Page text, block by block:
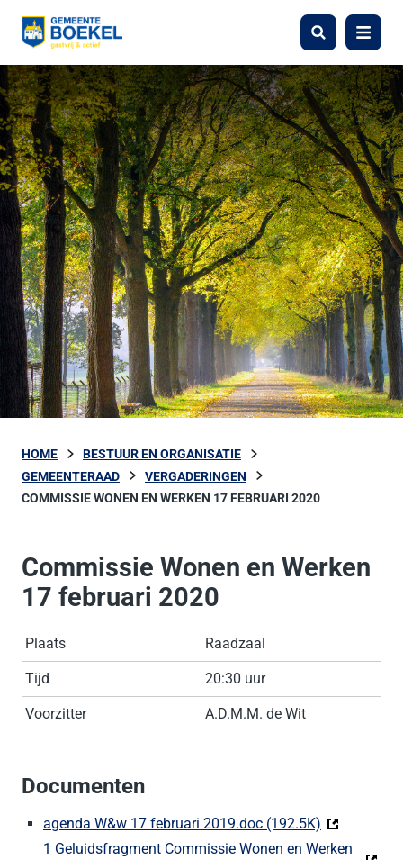
Zoeken Menu
HOME
BESTUUR EN ORGANISATIE
GEMEENTERAAD
VERGADERINGEN
COMMISSIE WONEN EN WERKEN 17 FEBRUARI 2020
Commissie Wonen en Werken
17 februari 2020
Plaats Raadzaal
Tijd 20:30 uur
Voorzitter A.D.M.M. de Wit
Documenten
agenda W&w 17 februari 2019.doc (192.5K) (Deze link
1 Geluidsfragment Commissie Wonen en Werken